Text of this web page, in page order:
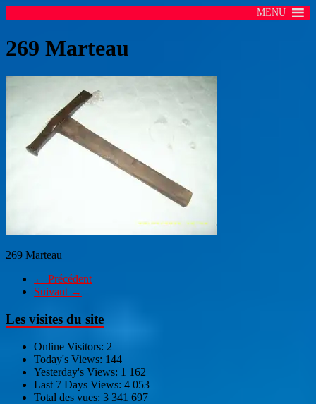
MENU
269 Marteau
269 Marteau
← Précédent
Suivant →
Les visites du site
Online Visitors: 2
Today's Views: 144
Yesterday's Views: 1 162
Last 7 Days Views: 4 053
Total des vues: 3 341 697